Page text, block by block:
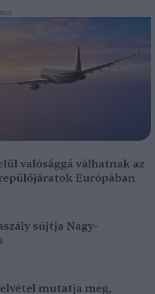
valósággá válhatnak az
Európában
sújtja Nagy-
mutatja meg,